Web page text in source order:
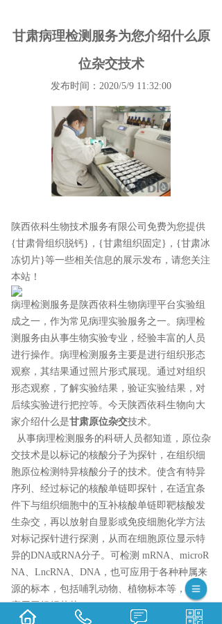
甘肃病理检测服务为您介绍什么原
位杂交技术
发布时间：2020/5/9 11:32:00
陕西依科生物技术服务有限公司免费为您提供
{甘肃骨组织脱钙} ，{甘肃组织固定}，{甘肃冰
冻切片}等一些相关信息的展示发布，请您关注
本站！
病理检测服务是陕西依科生物病理平台实验组
成之一，作为常见病理实验服务之一。病理检
测服务由从事生物实验专业，经验丰富的人员
进行操作。病理检测服务主要是进行组织形态
观察，其结果通过照片形式展现。通过对组织
形态观察，了解实验结果，验证实验结果，对
后续实验进行把控等。今天陕西依科生物向大
家介绍什么是甘肃原位杂交技术。
从事病理检测服务的科研人员都知道，原位杂
交技术是以标记的核酸分子为探针，在组织细
胞原位检测特异核酸分子的技术。使含有特异
序列、经过标记的核酸单链即探针，在适宜条
件下与组织细胞中的互补核酸单链即靶核酸发
生杂交，再以放射自显影或免疫细胞化学方法
对标记探针进行探测，从而在细胞原位显示特
异的DNA或RNA分子。可检测 mRNA、microR
NA、LncRNA、DNA，也可应用于各种种属来
源的标本，包括哺乳动物、植物标本等，也可
应用于组织芯片。